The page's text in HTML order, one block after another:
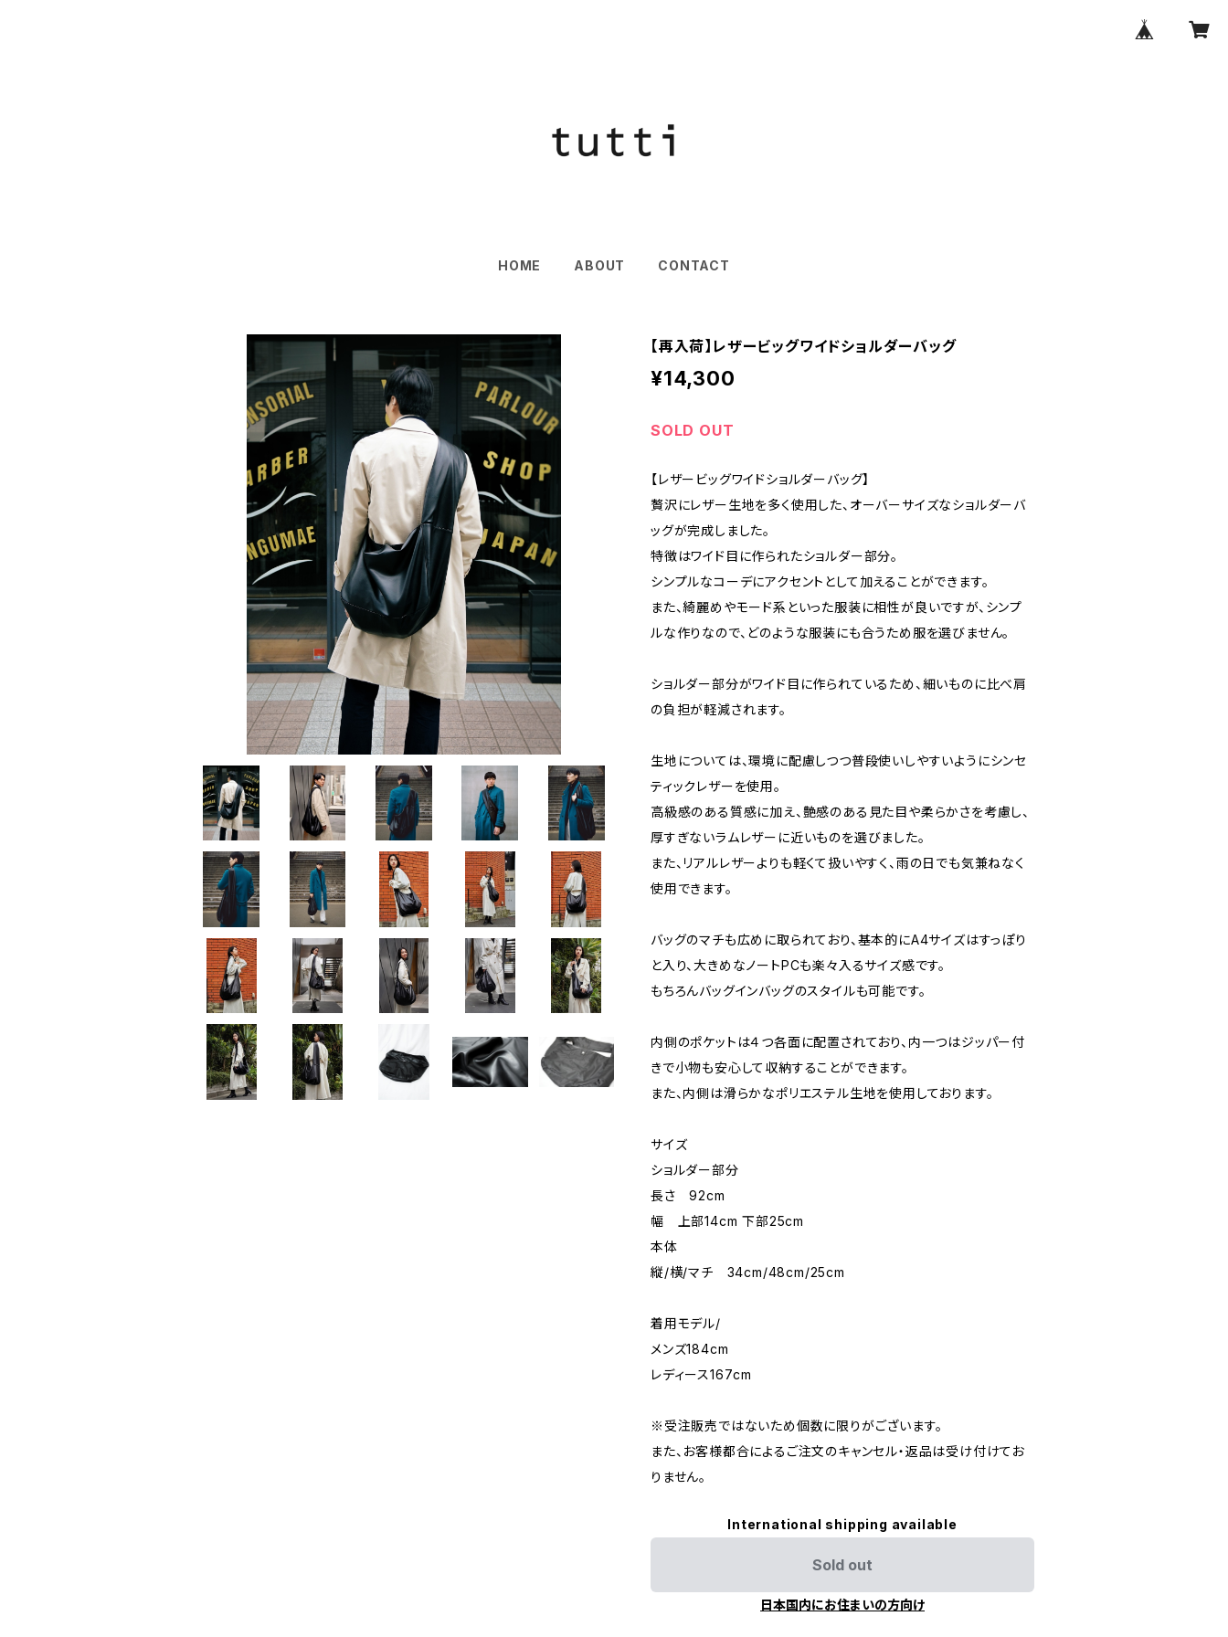
HOME ABOUT CONTACT
【再入荷】レザービッグワイドショルダーバッグ
¥14,300
SOLD OUT
【レザービッグワイドショルダーバッグ】
贅沢にレザー生地を多く使用した、オーバーサイズなショルダーバ
ッグが完成しました。
特徴はワイド目に作られたショルダー部分。
シンプルなコーデにアクセントとして加えることができます。
また、綺麗めやモード系といった服装に相性が良いですが、シンプ
ルな作りなので、どのような服装にも合うため服を選びません。
ショルダー部分がワイド目に作られているため、細いものに比べ肩
の負担が軽減されます。
生地については、環境に配慮しつつ普段使いしやすいようにシンセ
ティックレザーを使用。
高級感のある質感に加え、艶感のある見た目や柔らかさを考慮し、
厚すぎないラムレザーに近いものを選びました。
また、リアルレザーよりも軽くて扱いやすく、雨の日でも気兼ねなく
使用できます。
バッグのマチも広めに取られており、基本的にA4サイズはすっぽり
と入り、大きめなノートPCも楽々入るサイズ感です。
もちろんバッグインバッグのスタイルも可能です。
内側のポケットは４つ各面に配置されており、内一つはジッパー付
きで小物も安心して収納することができます。
また、内側は滑らかなポリエステル生地を使用しております。
サイズ
ショルダー部分
長さ 92cm
幅 上部14cm 下部25cm
本体
縦/横/マチ 34cm/48cm/25cm
着用モデル/
メンズ184cm
レディース167cm
※受注販売ではないため個数に限りがございます。
また、お客様都合によるご注文のキャンセル・返品は受け付けてお
りません。
International shipping available
Sold out
日本国内にお住まいの方向け